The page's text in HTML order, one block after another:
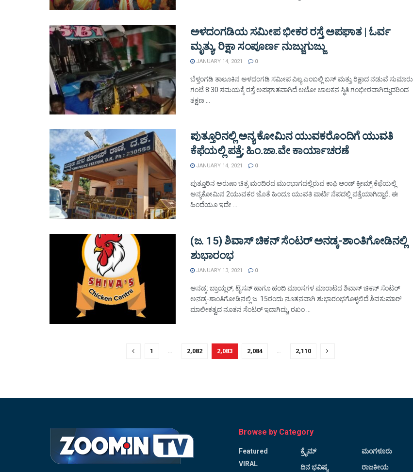
ಅಳದಂಗಡಿಯ ಸಮೀಪ ಭೀಕರ ರಸ್ತೆ ಅಪಘಾತ | ಓರ್ವ
ಮೃತ್ಯು, ರಿಕ್ಷಾ ಸಂಪೂರ್ಣ ನುಜ್ಜುಗುಜ್ಜು
JANUARY 14, 2021 0
ಬೆಳ್ತಂಗಡಿ ತಾಲೂಕಿನ ಅಳದಂಗಡಿ ಸಮೀಪ ಪಿಲ್ಯ ಎಂಬಲ್ಲಿ ಬಸ್ ಮತ್ತು ರಿಕ್ಷಾದ ನಡುವೆ ಸುಮಾರು
ಗಂಟೆ 8:30 ಸಮಯಕ್ಕೆ ರಸ್ತೆ ಅಪಘಾತವಾಗಿದೆ.ಆಟೋ ಚಾಲಕನ ಸ್ಥಿತಿ ಗಂಭೀರವಾಗಿದ್ದುದರಿಂದ
ತಕ್ಷಣ ...
ಪುತ್ತೂರಿನಲ್ಲಿ ಅನ್ಯ ಕೋಮಿನ ಯುವಕರೊಂದಿಗೆ ಯುವತಿ
ಕೆಫೆಯಲ್ಲಿ ಪತ್ತೆ; ಹಿಂ.ಜಾ.ವೇ ಕಾರ್ಯಾಚರಣೆ
JANUARY 14, 2021 0
ಪುತ್ತೂರಿನ ಅರುಣಾ ಚಿತ್ರ ಮಂದಿರದ ಮುಂಭಾಗದಲ್ಲಿರುವ ಕಾಫಿ ಆಂಡ್ ಕ್ರೀಮ್ಸ್ ಕೆಫೆಯಲ್ಲಿ
ಅನ್ಯಕೋಮಿನ 2ಯುವಕರ ಜೊತೆ ಹಿಂದೂ ಯುವತಿ ಪಾರ್ಟಿ ನೆಪದಲ್ಲಿ ಪತ್ತೆಯಾಗಿದ್ದಾರೆ. ಈ
ಹಿಂದೆಯೂ ಇದೇ ...
(ಜ. 15) ಶಿವಾಸ್ ಚಿಕನ್ ಸೆಂಟರ್ ಅನಡ್ಕ-ಶಾಂತಿಗೋಡಿನಲ್ಲಿ
ಶುಭಾರಂಭ
JANUARY 13, 2021 0
ಅನಡ್ಕ: ಬ್ರಾಯ್ಲರ್, ಟೈಸನ್ ಹಾಗೂ ಹಂದಿ ಮಾಂಸಗಳ ಮಾರಾಟದ ಶಿವಾಸ್ ಚಿಕನ್ ಸೆಂಟರ್
ಅನಡ್ಕ-ಶಾಂತಿಗೋಡಿನಲ್ಲಿ ಜ. 15ರಂದು ನೂತನವಾಗಿ ಶುಭಾರಂಭಗೊಳ್ಳಲಿದೆ.ಶಿವಕುಮಾರ್
ಮಾಲೀಕತ್ವದ ನೂತನ ಸೆಂಟರ್ ಇದಾಗಿದ್ದು, ರಖಂ ...
1 … 2,082 2,083 2,084 … 2,110
Browse by Category
Featured
VIRAL
ಕ್ರೈಮ್
ದಿನ ಭವಿಷ್ಯ
ಮಂಗಳೂರು
ರಾಜಕೀಯ